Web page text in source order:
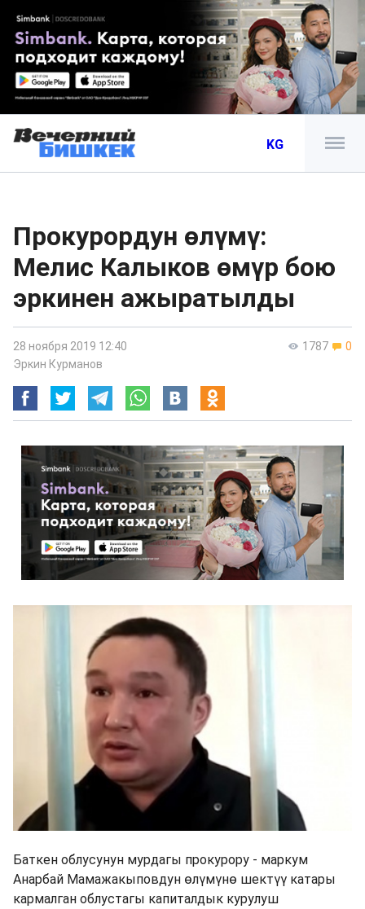
KG
Прокурордун өлүмү:
Мелис Калыков өмүр бою
эркинен ажыратылды
1787 0
28 ноября 2019 12:40
Эркин Курманов
Баткен облусунун мурдагы прокурору - маркум
Анарбай Мамажакыповдун өлүмүнө шектүү катары
кармалган облустагы капиталдык курулуш